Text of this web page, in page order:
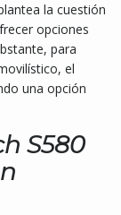
la cuestión
opciones
para
el
una opción
S580